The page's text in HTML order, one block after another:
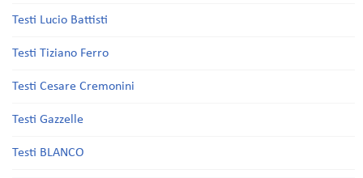
Testi Lucio Battisti
Testi Tiziano Ferro
Testi Cesare Cremonini
Testi Gazzelle
Testi BLANCO